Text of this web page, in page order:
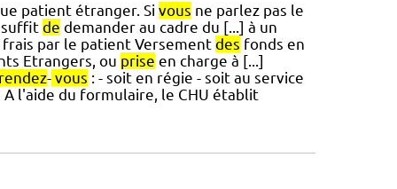
patient étranger. Si vous ne parlez pas le
suffit de demander au cadre du [...] à un
par le patient Versement des fonds en
Etrangers, ou prise en charge à [...]
- vous : - soit en régie - soit au service
l'aide du formulaire, le CHU établit